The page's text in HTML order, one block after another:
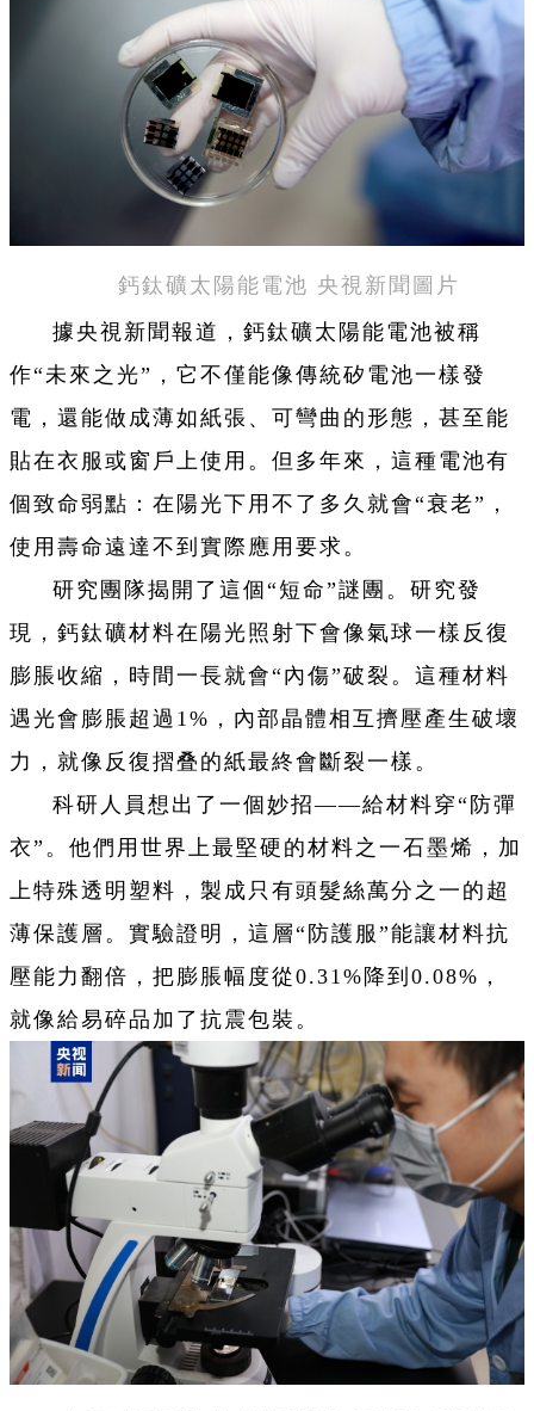
鈣鈦礦太陽能電池 央視新聞圖片
據央視新聞報道，鈣鈦礦太陽能電池被稱
作“未來之光”，它不僅能像傳統矽電池一樣發
電，還能做成薄如紙張、可彎曲的形態，甚至能
貼在衣服或窗戶上使用。但多年來，這種電池有
個致命弱點：在陽光下用不了多久就會“衰老”，
使用壽命遠達不到實際應用要求。
研究團隊揭開了這個“短命”謎團。研究發
現，鈣鈦礦材料在陽光照射下會像氣球一樣反復
膨脹收縮，時間一長就會“內傷”破裂。這種材料
遇光會膨脹超過1%，內部晶體相互擠壓產生破壞
力，就像反復摺叠的紙最終會斷裂一樣。
科研人員想出了一個妙招——給材料穿“防彈
衣”。他們用世界上最堅硬的材料之一石墨烯，加
上特殊透明塑料，製成只有頭髮絲萬分之一的超
薄保護層。實驗證明，這層“防護服”能讓材料抗
壓能力翻倍，把膨脹幅度從0.31%降到0.08%，
就像給易碎品加了抗震包裝。